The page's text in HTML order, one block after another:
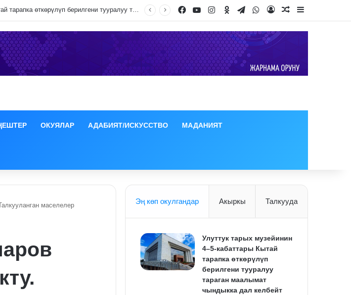
жууш ыкмасы айтылды Facebook
YouTubeInstagram
Odnoklassniki
TelegramWhatsApp
Log InRandom Article
Sidebar
ОКУЯЛАР АДАБИЯТ/ИСКУССТВО МАДАНИЯТ
маселелер Эң көп окулгандар Акыркы Талкууда
Улуттук тарых музейинин
4–5-кабаттары Кытай
тарапка өткөрүлүп
берилгени тууралуу
тараган маалымат
чындыкка дал келбейт